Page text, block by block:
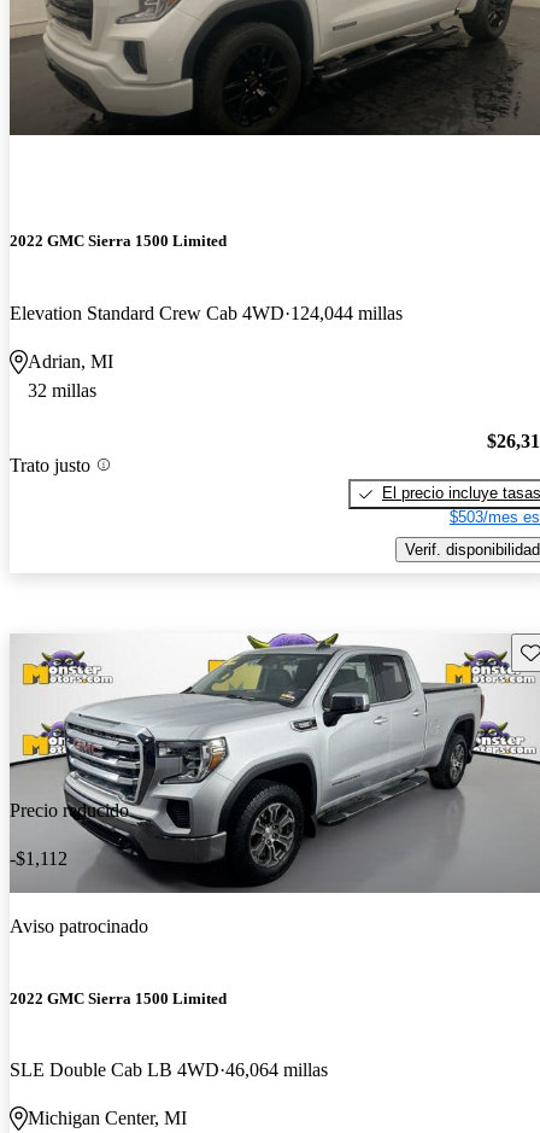
2022 GMC Sierra 1500 Limited
Elevation Standard Crew Cab 4WD 124,044 millas
Adrian, MI
32 millas
Trato justo
El precio incluye tasas
$503/mes
Verif. disponibilidad
Precio reducido
-$1,112
Aviso patrocinado
2022 GMC Sierra 1500 Limited
SLE Double Cab LB 4WD 46,064 millas
Michigan Center, MI